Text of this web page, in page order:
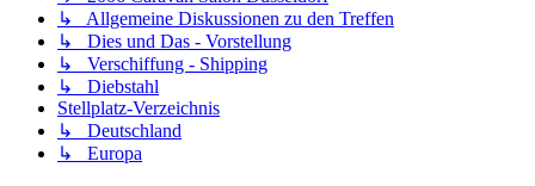
↳ Allgemeine Diskussionen zu den Treffen
↳ Dies und Das - Vorstellung
↳ Verschiffung - Shipping
↳ Diebstahl
Stellplatz-Verzeichnis
↳ Deutschland
↳ Europa